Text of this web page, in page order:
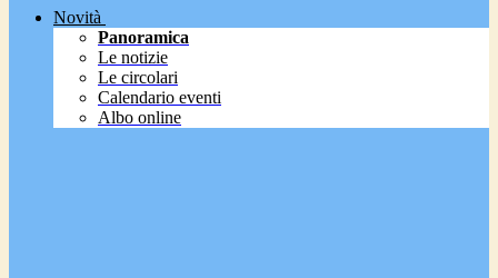
Novità
Panoramica
Le notizie
Le circolari
Calendario eventi
Albo online